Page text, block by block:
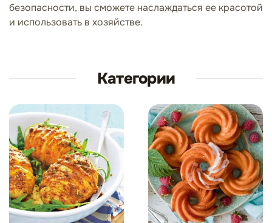
безопасности, вы сможете наслаждаться ее красотой
и использовать в хозяйстве.
Категории